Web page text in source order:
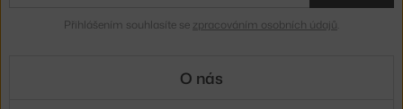
Přihlášením souhlasíte se zpracováním osobních údajů
O nás